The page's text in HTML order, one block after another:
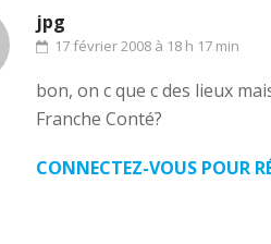
jpg
17 février 2008 à 18 h 17 min
bon, on c que c des lieux
Franche Conté?
CONNECTEZ-VOUS POUR